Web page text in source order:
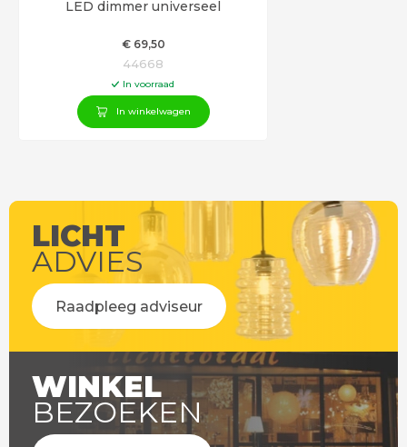
LED dimmer universeel
€69,50
44668
In voorraad
In winkelwagen
LICHT
ADVIES
Raadpleeg adviseur
WINKEL
BEZOEKEN